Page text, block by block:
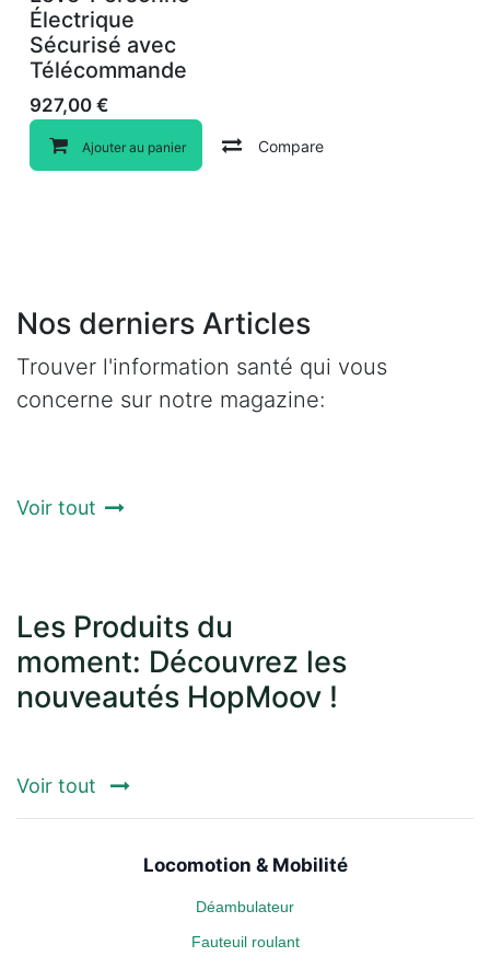
Électrique
Sécurisé avec
Télécommande
927,00 €
Ajouter au panier Compare
Nos derniers Articles
Trouver l'information santé qui vous
concerne sur notre magazine:
Voir tout
Les Produits du
moment: Découvrez les
nouveautés HopMoov !
Voir tout
Locomotion & Mobilité
Déambulateur
Fauteuil roulant